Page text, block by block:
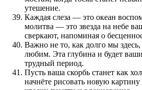
утешение.
Каждая слеза — это океан
молитва — это звезда на небе
сверкают, напоминая о
Важно не то, как долго мы
любим. Эта глубина и будет
трудный период.
Пусть ваша скорбь станет как
начнёте рисовать новую